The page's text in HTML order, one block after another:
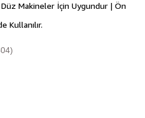
Makineler İçin Uygundur | Ön
Kullanılır.